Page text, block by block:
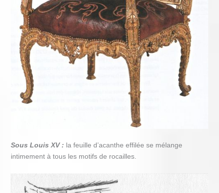
Sous Louis XV : la feuille d’acanthe effilée se mélange
intimement à tous les motifs de rocailles.